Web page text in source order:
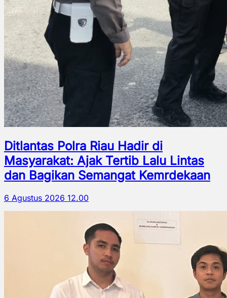
Ditlantas Polra Riau Hadir di
Masyarakat: Ajak Tertib Lalu Lintas
dan Bagikan Semangat Kemrdekaan
6 Agustus 2026 12.00